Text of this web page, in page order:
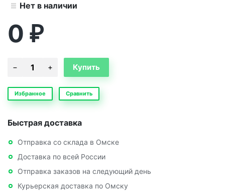
Нет в наличии
0 ₽
Избранное Сравнить
Быстрая доставка
Отправка со склада в Омске
Доставка по всей России
Отправка заказов на следующий день
Курьерская доставка по Омску